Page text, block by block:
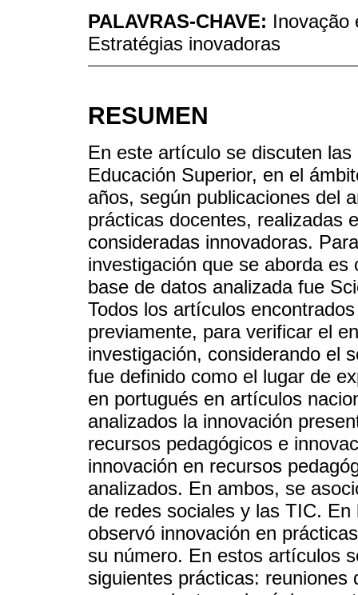
PALAVRAS-CHAVE: Inovação
Estratégias inovadoras
RESUMEN
En este artículo se discuten
Educación Superior, en el
años, según publicaciones del
prácticas docentes, realizadas
consideradas innovadoras.
investigación que se aborda
base de datos analizada fue
Todos los artículos
previamente, para verificar el
investigación, considerando el
fue definido como el lugar de
en portugués en artículos
analizados la innovación
recursos pedagógicos e
innovación en recursos
analizados. En ambos, se
de redes sociales y las TIC.
observó innovación en
su número. En estos artículos
siguientes prácticas: